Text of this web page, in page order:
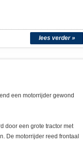
lees verder »
een motorrijder gewond
door een grote tractor met
De motorrijder reed frontaal